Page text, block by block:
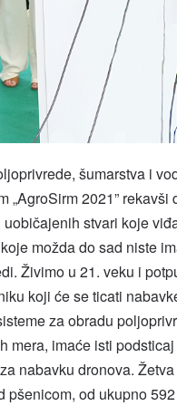
šumarstva i
„AgroSirm 2021”
stvari koje
možda do sad niste
Živimo u 21. veku i
koji će se ticati
za obradu
mera, imaće isti
nabavku dronova.
pšenicom, od ukupno